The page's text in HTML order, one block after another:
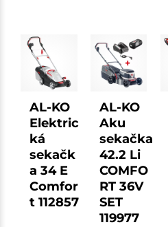
AL-KO
Elektric
ká
sekačk
a 34 E
Comfor
t 112857
AL-KO
Aku
sekačka
42.2 Li
COMFO
RT 36V
SET
119977